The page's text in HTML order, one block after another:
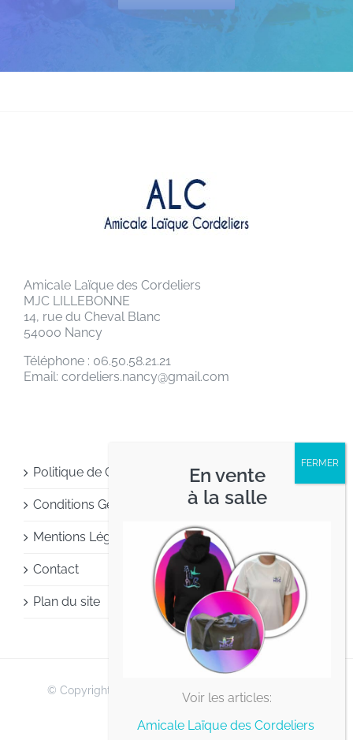
Amicale Laïque des Cordeliers
MJC LILLEBONNE
14, rue du Cheval Blanc
54000 Nancy
Téléphone : 06.50.58.21.21
Email: cordeliers.nancy@gmail.com
Politique de Confidentialité
Conditions Générales d’Utilisation
Mentions Légales
Contact
Plan du site
© Copyright 2012 - 2026 | Tous droits réservés
En vente
à la salle
Voir les articles:
Amicale Laïque des Cordeliers